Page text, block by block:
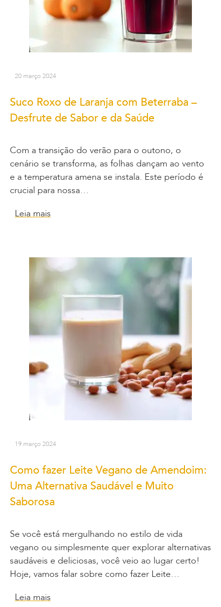
20 março 2024
Suco Roxo de Laranja com Beterraba –
Desfrute de Sabor e da Saúde
Com a transição do verão para o outono, o
cenário se transforma, as folhas dançam ao vento
e a temperatura amena se instala. Este período é
crucial para nossa…
Leia mais
19 março 2024
Como fazer Leite Vegano de Amendoim:
Uma Alternativa Saudável e Muito
Saborosa
Se você está mergulhando no estilo de vida
vegano ou simplesmente quer explorar alternativas
saudáveis e deliciosas, você veio ao lugar certo!
Hoje, vamos falar sobre como fazer Leite…
Leia mais